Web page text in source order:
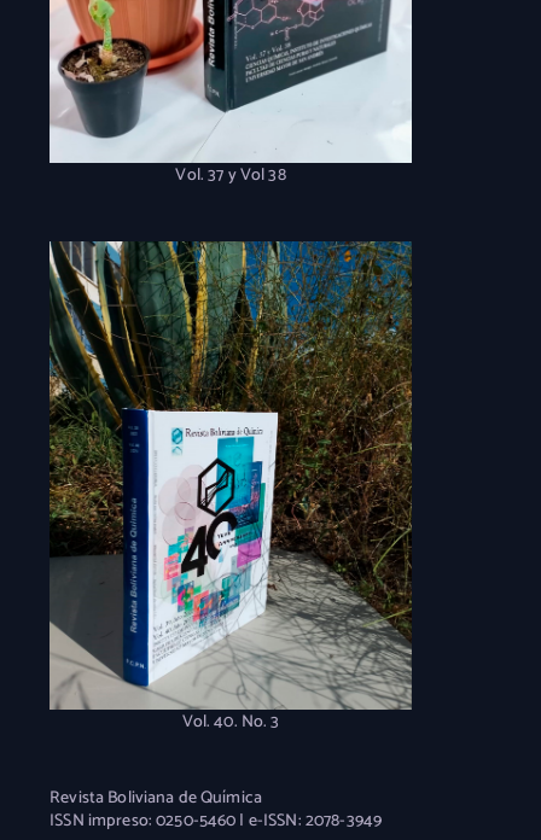
Vol. 37 y Vol 38
Vol. 40. No. 3
Revista Boliviana de Química
ISSN impreso: 0250-5460 | e-ISSN: 2078-3949